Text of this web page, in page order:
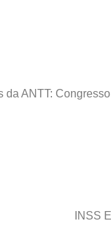
da ANTT:
INSS